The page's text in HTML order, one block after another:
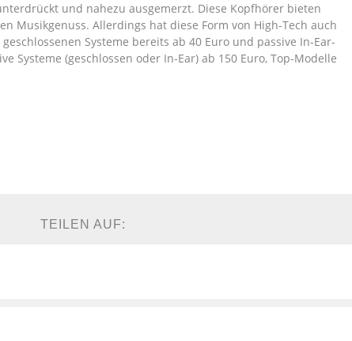
und nahezu ausgemerzt. Diese Kopfhörer bieten
Musikgenuss. Allerdings hat diese Form von High-Tech auch
Systeme bereits ab 40 Euro und passive In-Ear-
Systeme (geschlossen oder In-Ear) ab 150 Euro, Top-Modelle
TEILEN AUF: